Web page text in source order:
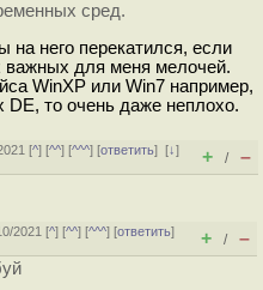
сред.
него перекатился, если
важных для меня мелочей.
WinXP или Win7 например,
то очень даже неплохо.
[^] [^^] [^^^] [ответить][↓]
+ / –
2021 [^] [^^] [^^^] [ответить]
+ / –